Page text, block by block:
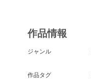
作品情報
ジャンル
作品タグ